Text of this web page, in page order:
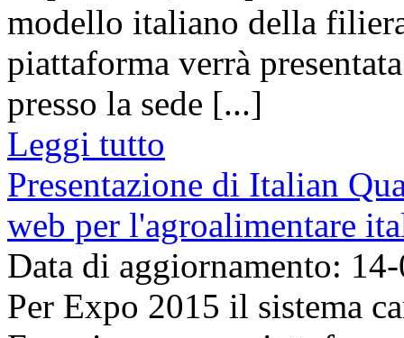
modello italiano della
piattaforma verrà
presso la sede [...]
Leggi tutto
Presentazione di Italian
web per l'agroalimentare
Data di aggiornamento:
Per Expo 2015 il sistema